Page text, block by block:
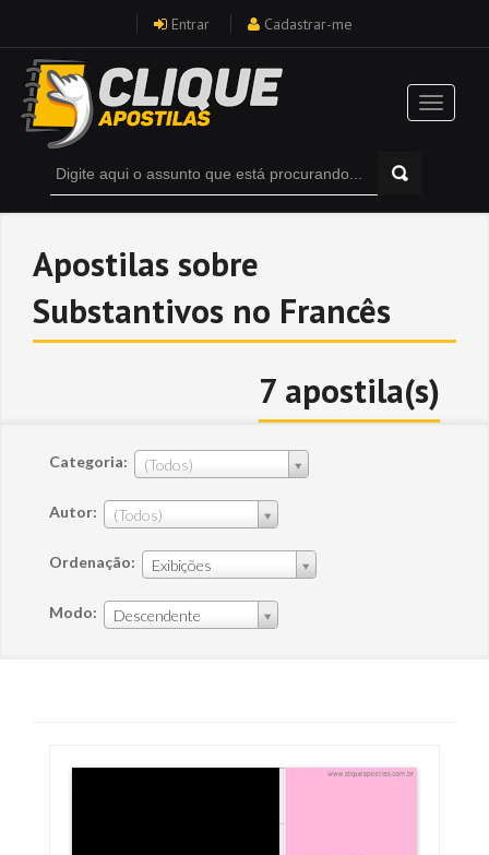
Entrar Cadastrar-me
Apostilas sobre
Substantivos no Francês
7 apostila(s)
Categoria: (Todos)
Autor: (Todos)
Ordenação: Exibições
Modo: Descendente